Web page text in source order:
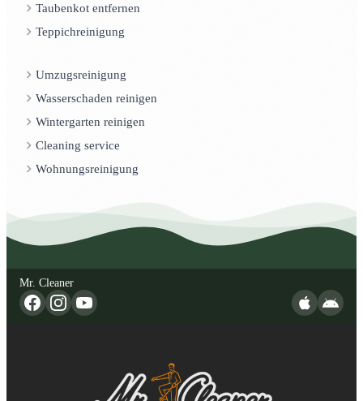
Taubenkot entfernen
Teppichreinigung
Umzugsreinigung
Wasserschaden reinigen
Wintergarten reinigen
Cleaning service
Wohnungsreinigung
Mr. Cleaner